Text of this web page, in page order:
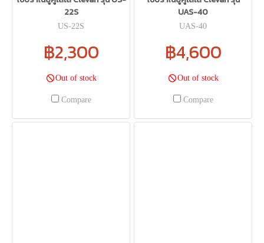
22S
US-22S
฿2,300
Out of stock
Compare
UAS-40
UAS-40
฿4,600
Out of stock
Compare